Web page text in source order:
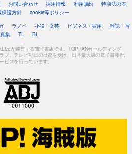
お問い合わせ 採用情報 利用規約
特商法の表
保護方針
cookie等ポリシー
ラノベ 小説・文芸 ビジネス・実用
雑誌・写
真集
TL BL
が運営する電子書店です。TOPPANホールディング
ブ、テレビ朝日の出資を受け、日本最大級の電子書籍配
ビスを行っています。